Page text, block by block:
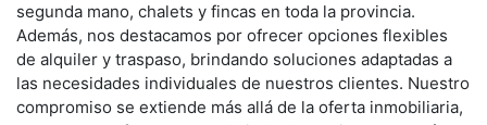
segunda mano, chalets y fincas en toda la provincia.
Además, nos destacamos por ofrecer opciones flexibles
de alquiler y traspaso, brindando soluciones adaptadas a
las necesidades individuales de nuestros clientes. Nuestro
compromiso se extiende más allá de la oferta inmobiliaria,